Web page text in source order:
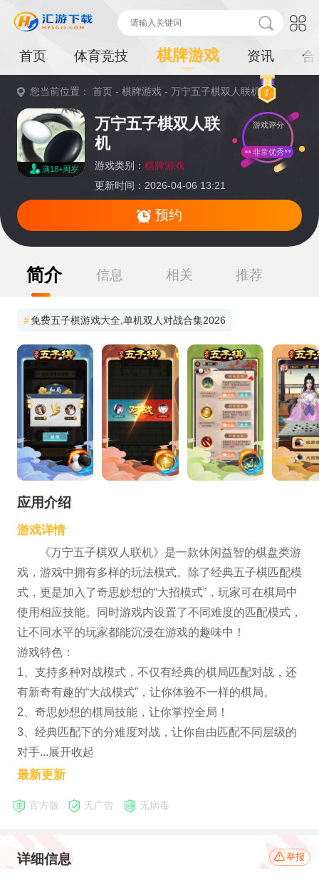
首页 体育竞技 棋牌游戏 资讯 合
您当前位置：首页 -棋牌游戏 -万宁五子棋双人联机
满18+周岁
万宁五子棋双人联
机
游戏类别： 棋牌游戏
更新时间：2026-04-06 13:21
游戏评分
非常优秀
预约
提
藏本页面或持续关注本站后续动态
简介 信息 相关 推荐
#免费五子棋游戏大全,单机双人对战合集2026
应用介绍
游戏详情
《万宁五子棋双人联机》是一款休闲益智的棋盘类游
戏，游戏中拥有多样的玩法模式。除了经典五子棋匹配模
式，更是加入了奇思妙想的“大招模式”，玩家可在棋局中
使用相应技能。同时游戏内设置了不同难度的匹配模式，
让不同水平的玩家都能沉浸在游戏的趣味中！
游戏特色：
1、支持多种对战模式，不仅有经典的棋局匹配对战，还
有新奇有趣的“大战模式”，让你体验不一样的棋局。
2、奇思妙想的棋局技能，让你掌控全局！
3、经典匹配下的分难度对战，让你自由匹配不同层级的
对手...展开收起
最新更新
官方版 无广告 无病毒
详细信息 举报